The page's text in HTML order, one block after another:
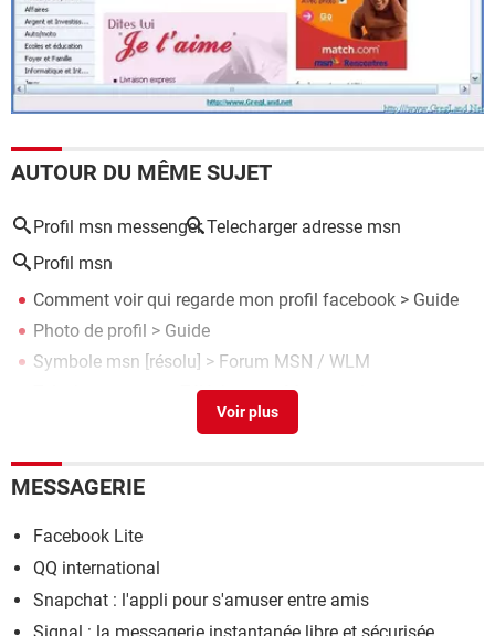
AUTOUR DU MÊME SUJET
Profil msn messenger Telecharger adresse msn
Profil msn
Comment voir qui regarde mon profil facebook > Guide
Photo de profil > Guide
Symbole msn [résolu] > Forum MSN / WLM
> Télécharger - Messagerie
> Télécharger - Messagerie
MESSAGERIE
Facebook Lite
QQ international
Snapchat : l'appli pour s'amuser entre amis